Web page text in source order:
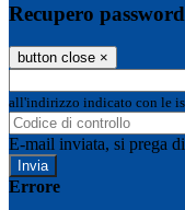
Recupero password
button close ×
all'indirizzo indicato con le
E-mail inviata, si prega
Errore